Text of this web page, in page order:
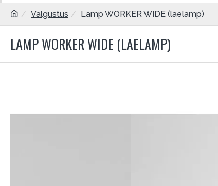
Valgustus Lamp WORKER WIDE (laelamp)
LAMP WORKER WIDE (LAELAMP)